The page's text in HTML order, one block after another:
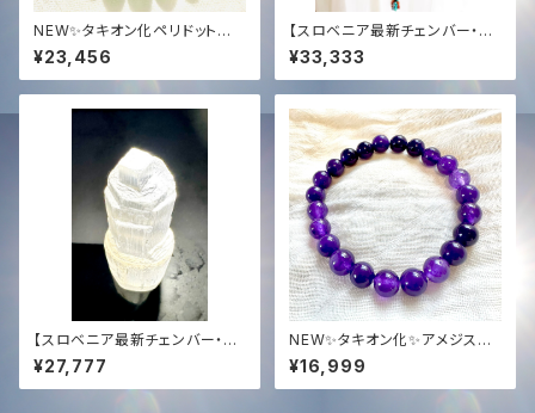
NEW✨タキオン化ペリドット緑
龍ブレスレット✨
¥23,456
【スロベニア最新チェンバー・宇
宙7種族アクティベーション済】
7チャクラ・ツリー・オブ・ライフ
（生命の七つの樹）クリスタルポ
¥33,333
【スロベニア最新チェンバー・宇
宙7種族光エネルギーアクティ
ベーション済】光の柱・純白のセ
レナイトタワー（201.7g）
¥27,777
NEW✨タキオン化✨アメジスト
ブレスレット8mm✨
¥16,999